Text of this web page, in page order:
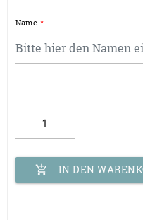
Name *
add_shopping_cart IN DEN